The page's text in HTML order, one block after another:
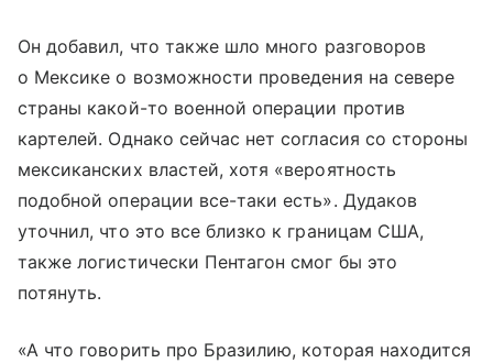
Он добавил, что также шло много разговоров
о Мексике о возможности проведения на севере
страны какой-то военной операции против
картелей. Однако сейчас нет согласия со стороны
мексиканских властей, хотя «вероятность
подобной операции все-таки есть». Дудаков
уточнил, что это все близко к границам США,
также логистически Пентагон смог бы это
потянуть.
«А что говорить про Бразилию, которая находится